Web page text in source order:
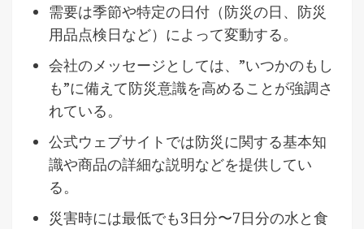
需要は季節や特定の日付（防災の日、防災
用品点検日など）によって変動する。
会社のメッセージとしては、”いつかのもし
も”に備えて防災意識を高めることが強調さ
れている。
公式ウェブサイトでは防災に関する基本知
識や商品の詳細な説明などを提供してい
る。
災害時には最低でも3日分〜7日分の水と食